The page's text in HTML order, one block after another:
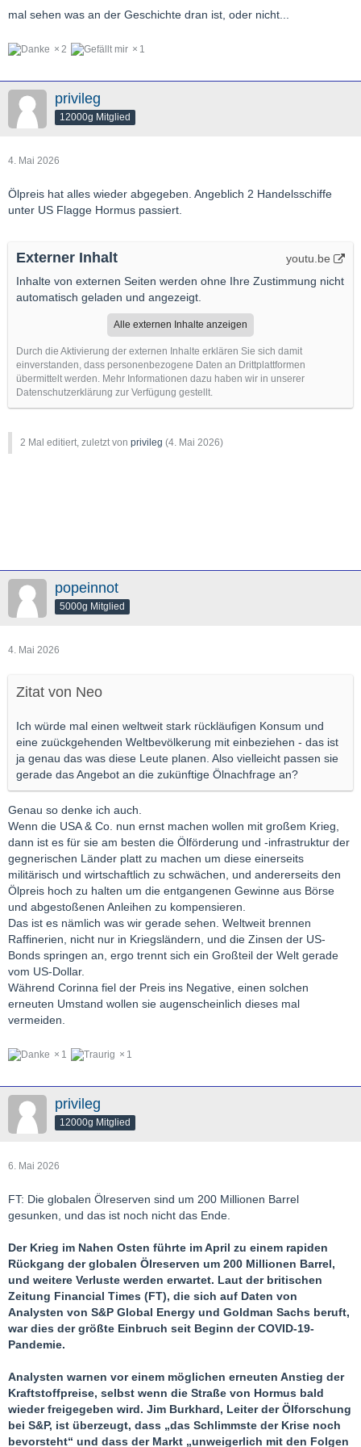
mal sehen was an der Geschichte dran ist, oder nicht...
2 1
privileg
12000g Mitglied
4. Mai 2026
Ölpreis hat alles wieder abgegeben. Angeblich 2 Handelsschiffe
unter US Flagge Hormus passiert.
Externer Inhalt
youtu.be
Inhalte von externen Seiten werden ohne Ihre Zustimmung nicht
automatisch geladen und angezeigt.
Alle externen Inhalte anzeigen
Durch die Aktivierung der externen Inhalte erklären Sie sich damit
einverstanden, dass personenbezogene Daten an Drittplattformen
übermittelt werden. Mehr Informationen dazu haben wir in unserer
Datenschutzerklärung zur Verfügung gestellt.
2 Mal editiert, zuletzt von privileg (4. Mai 2026)
popeinnot
5000g Mitglied
4. Mai 2026
Zitat von Neo
Ich würde mal einen weltweit stark rückläufigen Konsum und
eine zuückgehenden Weltbevölkerung mit einbeziehen - das ist
ja genau das was diese Leute planen. Also vielleicht passen sie
gerade das Angebot an die zukünftige Ölnachfrage an?
Genau so denke ich auch.
Wenn die USA & Co. nun ernst machen wollen mit großem Krieg,
dann ist es für sie am besten die Ölförderung und -infrastruktur der
gegnerischen Länder platt zu machen um diese einerseits
militärisch und wirtschaftlich zu schwächen, und andererseits den
Ölpreis hoch zu halten um die entgangenen Gewinne aus Börse
und abgestoßenen Anleihen zu kompensieren.
Das ist es nämlich was wir gerade sehen. Weltweit brennen
Raffinerien, nicht nur in Kriegsländern, und die Zinsen der US-
Bonds springen an, ergo trennt sich ein Großteil der Welt gerade
vom US-Dollar.
Während Corinna fiel der Preis ins Negative, einen solchen
erneuten Umstand wollen sie augenscheinlich dieses mal
vermeiden.
1 1
privileg
12000g Mitglied
6. Mai 2026
FT: Die globalen Ölreserven sind um 200 Millionen Barrel
gesunken, und das ist noch nicht das Ende.
Der Krieg im Nahen Osten führte im April zu einem rapiden
Rückgang der globalen Ölreserven um 200 Millionen Barrel,
und weitere Verluste werden erwartet. Laut der britischen
Zeitung Financial Times (FT), die sich auf Daten von
Analysten von S&P Global Energy und Goldman Sachs beruft,
war dies der größte Einbruch seit Beginn der COVID-19-
Pandemie.
Analysten warnen vor einem möglichen erneuten Anstieg der
Kraftstoffpreise, selbst wenn die Straße von Hormus bald
wieder freigegeben wird. Jim Burkhard, Leiter der Ölforschung
bei S&P, ist überzeugt, dass „das Schlimmste der Krise noch
bevorsteht“ und dass der Markt „unweigerlich mit den Folgen